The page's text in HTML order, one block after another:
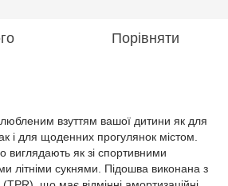
Порівняти
взуттям вашої дитини як для
і для щоденних прогулянок містом.
виглядають як зі спортивними
літніми сукнями. Підошва виконана з